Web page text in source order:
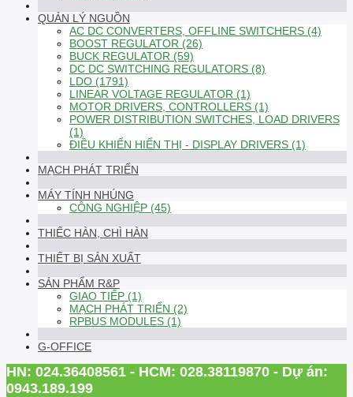
QUẢN LÝ NGUỒN
AC DC CONVERTERS, OFFLINE SWITCHERS (4)
BOOST REGULATOR (26)
BUCK REGULATOR (59)
DC DC SWITCHING REGULATORS (8)
LDO (1791)
LINEAR VOLTAGE REGULATOR (1)
MOTOR DRIVERS, CONTROLLERS (1)
POWER DISTRIBUTION SWITCHES, LOAD DRIVERS
(1)
ĐIỀU KHIỂN HIỂN THỊ - DISPLAY DRIVERS (1)
MẠCH PHÁT TRIỂN
MÁY TÍNH NHÚNG
CÔNG NGHIỆP (45)
THIẾC HÀN, CHÌ HÀN
THIẾT BỊ SẢN XUẤT
SẢN PHẨM R&P
GIAO TIẾP (1)
MẠCH PHÁT TRIỂN (2)
RPBUS MODULES (1)
G-OFFICE
HN: 024.36408561 - HCM: 028.38119870 - Dự án:
0943.189.199